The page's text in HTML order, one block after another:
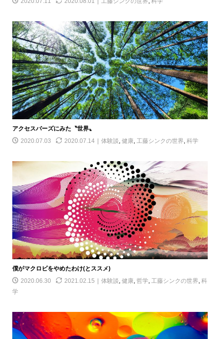
アクセスバーズにみた〝世界〟
2020.07.03
2020.07.14 体験談 健康, 工藤シンクの世界 科学
僕がマクロビをやめたわけ(とススメ)
2020.06.30
2021.02.15 体験談 健康, 哲学, 工藤シンクの世界 科
学